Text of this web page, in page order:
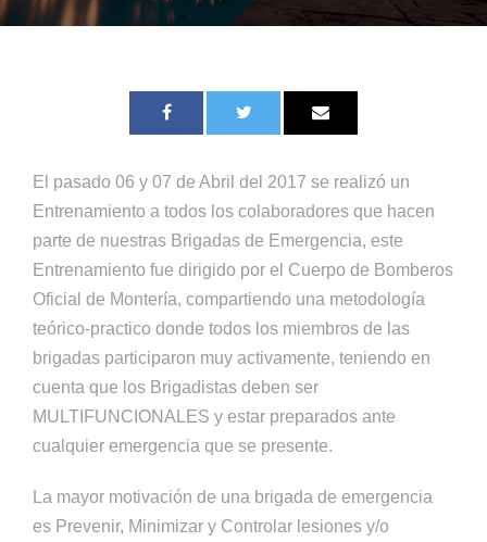
El pasado 06 y 07 de Abril del 2017 se realizó un
Entrenamiento a todos los colaboradores que hacen
parte de nuestras Brigadas de Emergencia, este
Entrenamiento fue dirigido por el Cuerpo de Bomberos
Oficial de Montería, compartiendo una metodología
teórico-practico donde todos los miembros de las
brigadas participaron muy activamente, teniendo en
cuenta que los Brigadistas deben ser
MULTIFUNCIONALES y estar preparados ante
cualquier emergencia que se presente.
La mayor motivación de una brigada de emergencia
es Prevenir, Minimizar y Controlar lesiones y/o